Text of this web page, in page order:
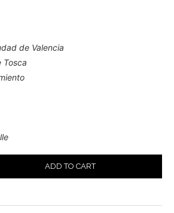
de Valencia
Tosca
ADD TO CART